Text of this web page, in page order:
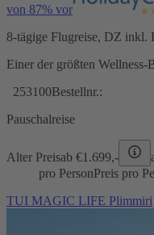
von 87% vor
8-tägige Flugreise, DZ inkl.
Einer der größten Wellness-
253100Bestellnr.:
Pauschalreise
Alter Preisab €1.699,-
pro PersonPreis pro
TUI MAGIC LIFE Plimmiri